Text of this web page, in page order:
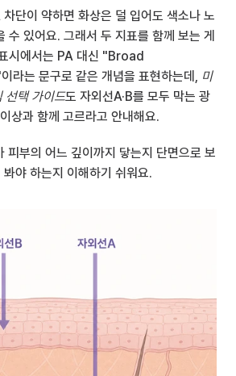
단이 약하면 화상은 덜 입어도 색소나 노
수 있어요. 그래서 두 지표를 함께 보는 게
시에서는 PA 대신 "Broad
는 문구로 같은 개념을 표현하는데, 미
선택 가이드도 자외선A·B를 모두 막는 광
상과 함께 고르라고 안내해요.
피부의 어느 깊이까지 닿는지 단면으로 보
야 하는지 이해하기 쉬워요.